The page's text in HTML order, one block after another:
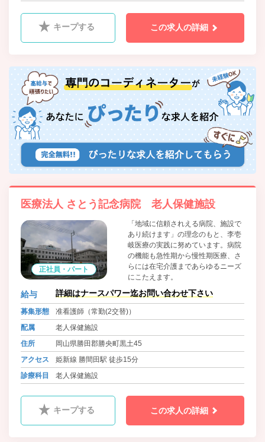
キープする この求人の詳細
医療法人 さとう記念病院 老人保健施設
正社員・パート
「地域に信頼されえる病院、施設で
あり続けます」の理念のもと、李壱
岐医療の実践に努めています。病院
の機能も急性期から慢性期医療、さ
らには在宅介護まであらゆるニーズ
にこたえます。
給与 詳細はナースパワー迄お問い合わせ下さい
募集形態
准看護師（常勤(2交替)）
配属
老人保健施設
住所
岡山県勝田郡勝央町黒土45
アクセス
姫新線 勝間田駅 徒歩15分
診療科目
老人保健施設
キープする この求人の詳細